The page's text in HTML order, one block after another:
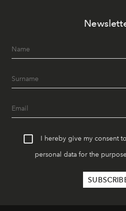
I hereby give my consent
personal data for the